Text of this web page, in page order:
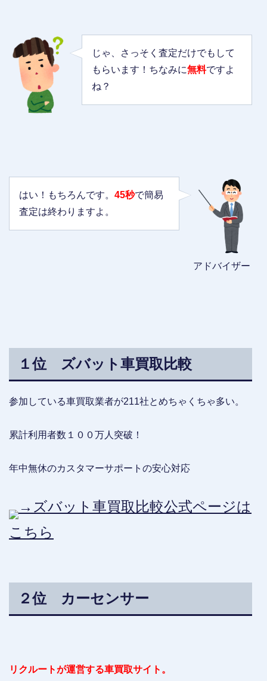
じゃ、さっそく査定だけでもして
もらいます！ちなみに無料ですよ
ね？
アドバイザー
はい！もちろんです。 45秒で簡易
査定は終わりますよ。
１位 ズバット車買取比較
参加している車買取業者が211社とめちゃくちゃ多い。
累計利用者数１００万人突破！
年中無休のカスタマーサポートの安心対応
→ズバット車買取比較公式ページは
こちら
２位 カーセンサー
リクルートが運営する車買取サイト。